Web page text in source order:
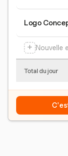
Logo
+ Nouvelle
Total du jour